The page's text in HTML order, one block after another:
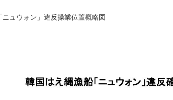
ュウォン」違反操業位置概略図